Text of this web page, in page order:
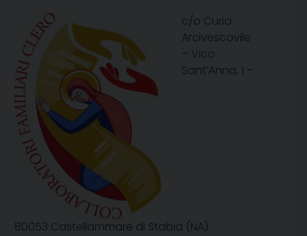
c/o Curia
Arcivescovile
– Vico
Sant’Anna, 1 –
80053 Castellammare di Stabia (NA)